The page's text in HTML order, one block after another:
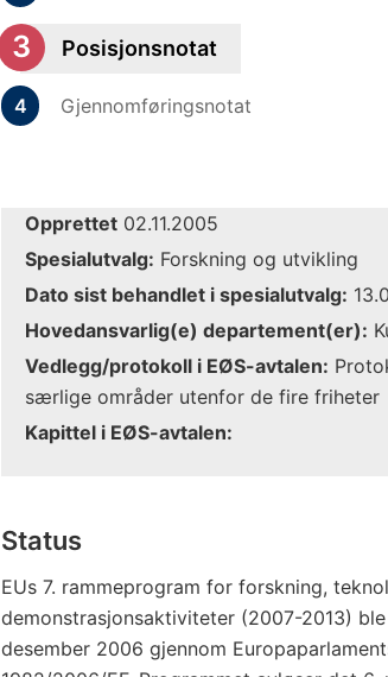
Posisjonsnotat
Gjennomføringsnotat
Opprettet 02.11.2005
Spesialutvalg: Forskning og utvikling
Dato sist behandlet i spesialutvalg:
Hovedansvarlig(e) departement(er):
Vedlegg/protokoll i EØS-avtalen:
særlige områder utenfor de fire friheter
Kapittel i EØS-avtalen:
Status
EUs 7. rammeprogram for forskning,
demonstrasjonsaktiviteter (2007-2013)
desember 2006 gjennom